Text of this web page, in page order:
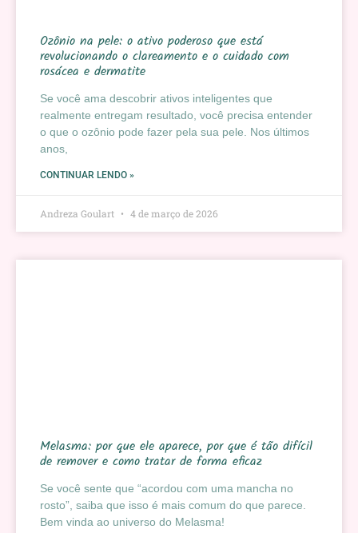
Ozônio na pele: o ativo poderoso que está
revolucionando o clareamento e o cuidado com
rosácea e dermatite
Se você ama descobrir ativos inteligentes que
realmente entregam resultado, você precisa entender
o que o ozônio pode fazer pela sua pele. Nos últimos
anos,
CONTINUAR LENDO »
Andreza Goulart 4 de março de 2026
Melasma: por que ele aparece, por que é tão difícil
de remover e como tratar de forma eficaz
Se você sente que “acordou com uma mancha no
rosto”, saiba que isso é mais comum do que parece.
Bem vinda ao universo do Melasma!